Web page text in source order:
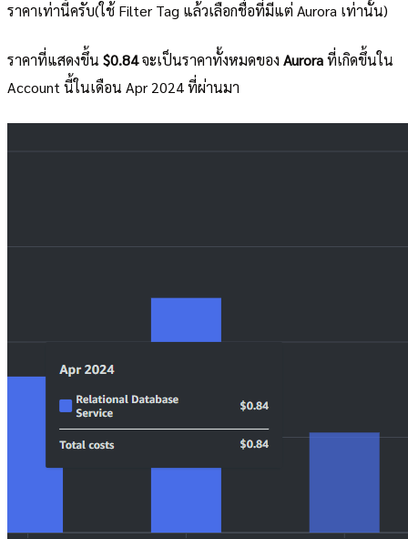
ราคาเท่านี้ครับ(ใช้ Filter Tag แล้วเลือกชื่อที่มีแต่ Aurora เท่านั้น)
ราคาที่แสดงขึ้น $0.84จะเป็นราคาทั้งหมดของ Auroraที่เกิดขึ้นใน
Account นี้ในเดือน Apr 2024 ที่ผ่านมา